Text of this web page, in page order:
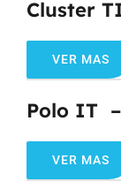
Cluster
VER MAS
Polo IT
VER MAS